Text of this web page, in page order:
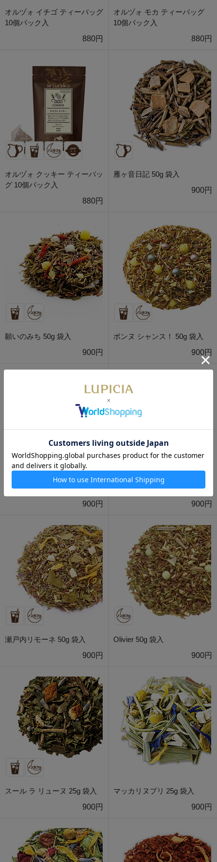
オルヅォ イチゴ ティーバッグ
10個パック入
880円
オルヅォ モカ ティーバッグ
10個パック入
880円
オルヅォ クッキー ティーバッ
グ 10個パック入
880円
雁ヶ音日記 50g 袋入
900円
願いのみち 50g 袋入
900円
ボンヌ シャンス！ 50g 袋入
900円
美らかーぎー 50g 袋入
900円
SALUT 50g 袋入
900円
瀬戸内リモーネ 50g 袋入
900円
Olivier 50g 袋入
900円
スール ラ リューヌ 25g 袋入
900円
マッカリヌプリ 25g 袋入
900円